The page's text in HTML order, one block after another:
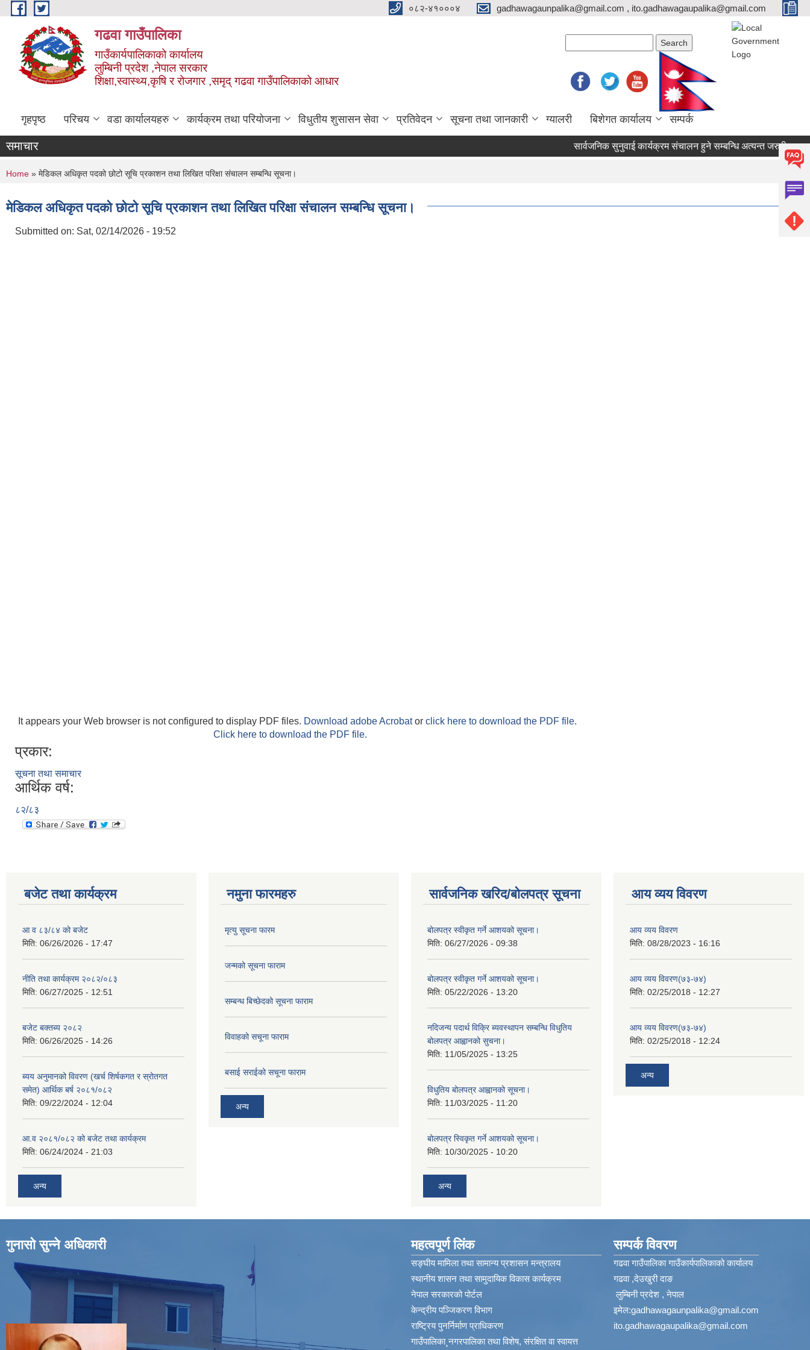
Skip to main content ०८२-४१०००४ gadhawagaunpalika@gmail.com , ito.gadhawagaupalika@gmail.com
गढवा गाउँपालिका
गाउँकार्यपालिकाको कार्यालय
लुम्बिनी प्रदेश ,नेपाल सरकार
शिक्षा,स्वास्थ्य,कृषि र रोजगार ,समृद् गढवा गाउँपालिकाको आधार
गृहपृष्ठ परिचय वडा कार्यालयहरु कार्यक्रम तथा परियोजना विधुतीय शुसासन सेवा प्रतिवेदन सूचना तथा जानकारी ग्यालरी बिशेगत कार्यालय सम्पर्क
समाचार सार्वजनिक सुनुवाई कार्यक्रम संचालन हुने सम्बन्धि अत्यन्त जरुरी सूचना।
You are here
Home » मेडिकल अधिकृत पदको छोटो सूचि प्रकाशन तथा लिखित परिक्षा संचालन सम्बन्धि सूचना।
मेडिकल अधिकृत पदको छोटो सूचि प्रकाशन तथा लिखित परिक्षा संचालन सम्बन्धि सूचना।
Submitted on: Sat, 02/14/2026 - 19:52
It appears your Web browser is not configured to display PDF files. Download adobe Acrobator click here to download the PDF file.
Click here to download the PDF file.
प्रकार:
सूचना तथा समाचार
आर्थिक वर्ष:
८२/८३
बजेट तथा कार्यक्रम
आ व ८३/८४ को बजेट
मिति: 06/26/2026 - 17:47
नीति तथा कार्यक्रम २०८२/०८३
मिति: 06/27/2025 - 12:51
बजेट बक्तब्य २०८२
मिति: 06/26/2025 - 14:26
ब्यय अनुमानको विवरण (खर्च शिर्षकगत र स्रोतगत
समेत) आर्थिक बर्ष २०८१/०८२
मिति: 09/22/2024 - 12:04
आ.व २०८१/०८२ को बजेट तथा कार्यक्रम
मिति: 06/24/2024 - 21:03
अन्य
नमुना फारमहरु
मृत्यु सूचना फारम
जन्मको सूचना फाराम
सम्बन्ध बिच्छेदको सूचना फाराम
विवाहको सचूना फाराम
बसाई सराईको सचूना फाराम
अन्य
सार्वजनिक खरिद/बोलपत्र सूचना
बोलपत्र स्वीकृत गर्ने आशयको सूचना।
मिति: 06/27/2026 - 09:38
बोलपत्र स्वीकृत गर्ने आशयको सूचना।
मिति: 05/22/2026 - 13:20
नदिजन्य पदार्थ विक्रि ब्यवस्थापन सम्बन्धि विधुतिय
बोलपत्र आह्वानको सुचना।
मिति: 11/05/2025 - 13:25
विधुतिय बोलपत्र आह्वानको सूचना।
मिति: 11/03/2025 - 11:20
बोलपत्र स्विकृत गर्ने आशयको सूचना।
मिति: 10/30/2025 - 10:20
अन्य
आय व्यय विवरण
आय व्यय विवरण
मिति: 08/28/2023 - 16:16
आय व्यय विवरण(७३-७४)
मिति: 02/25/2018 - 12:27
आय व्यय विवरण(७३-७४)
मिति: 02/25/2018 - 12:24
अन्य
गुनासो सुन्ने अधिकारी महत्वपूर्ण लिंक
सङ्घीय मामिला तथा सामान्य प्रशासन मन्त्रालय
स्थानीय शासन तथा सामुदायिक विकास कार्यक्रम
नेपाल सरकारको पोर्टल
केन्द्रीय पञ्जिकरण विभाग
राष्ट्रिय पुनर्निर्माण प्राधिकरण
गाउँपालिका¸नगरपालिका तथा विशेष, संरक्षित वा स्वायत्त
सम्पर्क विवरण
गढवा गाउँपालिका गाउँकार्यपालिकाको कार्यालय
गढवा ,देउखुरी दाङ
लुम्बिनी प्रदेश , नेपाल
इमेल:gadhawagaunpalika@gmail.com
ito.gadhawagaupalika@gmail.com